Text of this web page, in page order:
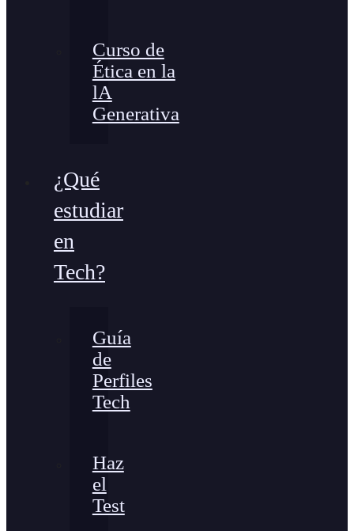
Curso de
Ética en la
lA
Generativa
¿Qué
estudiar
en
Tech?
Guía
de
Perfiles
Tech
Haz
el
Test